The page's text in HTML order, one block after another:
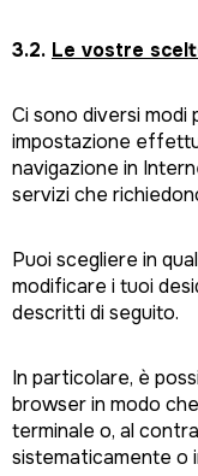
3.2. Le vostre
Ci sono diversi modi
impostazione
navigazione in
servizi che
Puoi scegliere in
modificare i tuoi
descritti di seguito.
In particolare, è
browser in modo
terminale o, al
sistematicamente o